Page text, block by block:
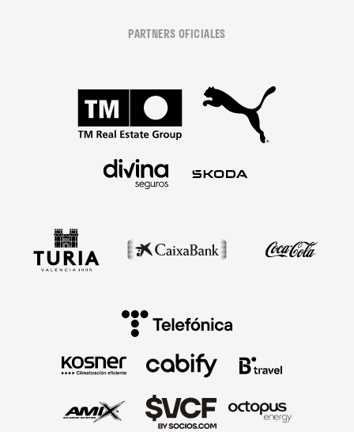
PARTNERS OFICIALES